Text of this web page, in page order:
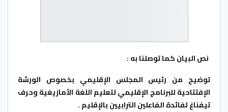
نص البيان كما توصلنا به :
توضيح من رئيس المجلس الإقليمي بخصوص الورشة
الإفتتاحية للبرنامج الإقليمي لتعليم اللغة الأمازيغية وحرف
تيفناغ لفائدة الفاعلين الترابيين بالإقليم .